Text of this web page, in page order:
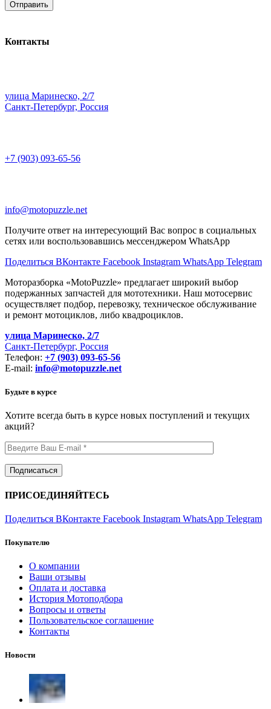
Контакты
улица Маринеско, 2/7
Санкт-Петербург, Россия
+7 (903) 093-65-56
info@motopuzzle.net
Получите ответ на интересующий Вас вопрос в социальных
сетях или воспользовавшись мессенджером WhatsApp
Поделиться ВКонтакте Facebook Instagram WhatsApp Telegram
Моторазборка «MotoPuzzle» предлагает широкий выбор
подержанных запчастей для мототехники. Наш мотосервис
осуществляет подбор, перевозку, техническое обслуживание
и ремонт мотоциклов, либо квадроциклов.
улица Маринеско, 2/7
Санкт-Петербург, Россия
Телефон: +7 (903) 093-65-56
E-mail: info@motopuzzle.net
Будьте в курсе
Хотите всегда быть в курсе новых поступлений и текущих
акций?
ПРИСОЕДИНЯЙТЕСЬ
Поделиться ВКонтакте Facebook Instagram WhatsApp Telegram
Покупателю
О компании
Ваши отзывы
Оплата и доставка
История Мотоподбора
Вопросы и ответы
Пользовательское соглашение
Контакты
Новости